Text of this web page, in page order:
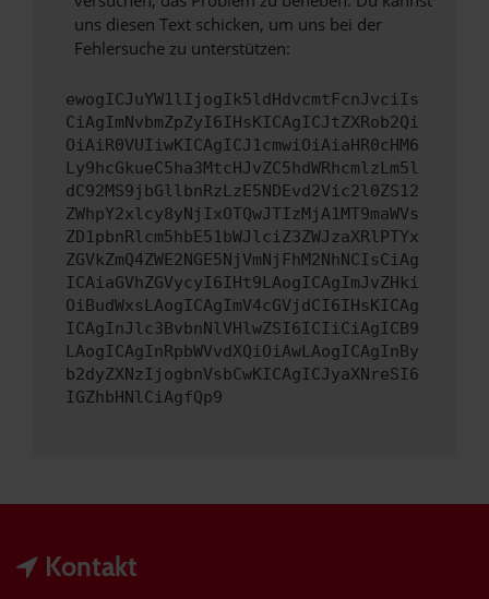
uns diesen Text schicken, um uns bei der
Fehlersuche zu unterstützen:
ewogICJuYW1lIjogIk5ldHdvcmtFcnJvciIs
CiAgImNvbmZpZyI6IHsKICAgICJtZXRob2Qi
OiAiR0VUIiwKICAgICJ1cmwiOiAiaHR0cHM6
Ly9hcGkueC5ha3MtcHJvZC5hdWRhcmlzLm5l
dC92MS9jbGllbnRzLzE5NDEvd2Vic2l0ZS12
ZWhpY2xlcy8yNjIxOTQwJTIzMjA1MT9maWVs
ZD1pbnRlcm5hbE51bWJlciZ3ZWJzaXRlPTYx
ZGVkZmQ4ZWE2NGE5NjVmNjFhM2NhNCIsCiAg
ICAiaGVhZGVycyI6IHt9LAogICAgImJvZHki
OiBudWxsLAogICAgImV4cGVjdCI6IHsKICAg
ICAgInJlc3BvbnNlVHlwZSI6ICIiCiAgICB9
LAogICAgInRpbWVvdXQiOiAwLAogICAgInBy
b2dyZXNzIjogbnVsbCwKICAgICJyaXNreSI6
IGZhbHNlCiAgfQp9
Kontakt